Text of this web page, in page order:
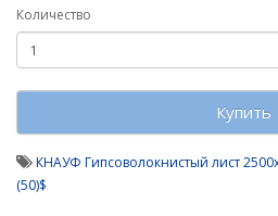
Количество
Купить
КНАУФ Гипсоволокнистый лист
(50)$